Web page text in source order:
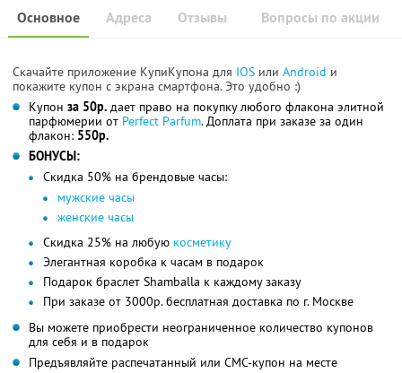
Основное Отзывы Вопросы по акции
Адреса
Скачайте приложение КупиКупона для IOS или Android и
покажите купон с экрана смартфона. Это удобно :)
Купон за 50р. дает право на покупку любого флакона элитной
парфюмерии от Perfect Parfum. Доплата при заказе за один
флакон: 550р.
БОНУСЫ:
Скидка 50% на брендовые часы:
мужские часы
женские часы
Скидка 25% на любую косметику
Элегантная коробка к часам в подарок
Подарок браслет Shamballa к каждому заказу
При заказе от 3000р. бесплатная доставка по г. Москве
Вы можете приобрести неограниченное количество купонов
для себя и в подарок
Предъявляйте распечатанный или СМС-купон на месте